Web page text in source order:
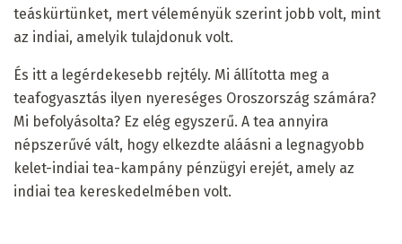
teáskürtünket, mert véleményük szerint jobb volt, mint
az indiai, amelyik tulajdonuk volt.
És itt a legérdekesebb rejtély. Mi állította meg a
teafogyasztás ilyen nyereséges Oroszország számára?
Mi befolyásolta? Ez elég egyszerű. A tea annyira
népszerűvé vált, hogy elkezdte aláásni a legnagyobb
kelet-indiai tea-kampány pénzügyi erejét, amely az
indiai tea kereskedelmében volt.